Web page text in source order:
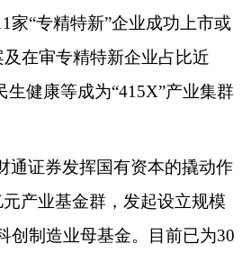
家“专精特新”企业成功上市或
在审专精特新企业占比近
生健康等成为“415X”产业集群
证券发挥国有资本的撬动作
产业基金群，发起设立规模
创制造业母基金。目前已为30